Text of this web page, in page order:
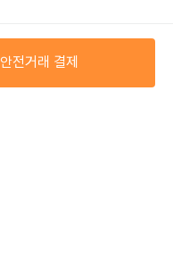
안전거래 결제